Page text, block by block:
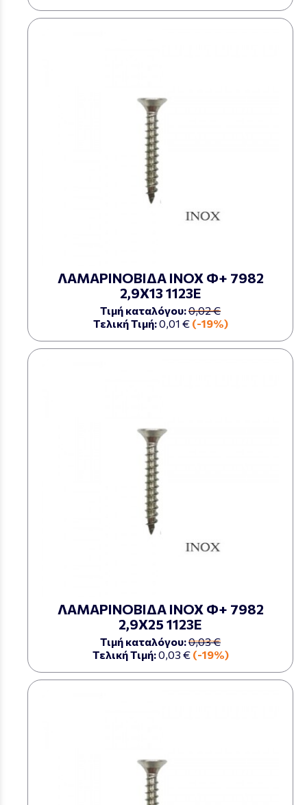
ΛΑΜΑΡΙΝΟΒΙΔΑ ΙΝΟΧ Φ+ 7982
2,9Χ13 1123Ε
Τιμή καταλόγου:0,02 €
Τελική Τιμή:0,01 € (-19%)
ΛΑΜΑΡΙΝΟΒΙΔΑ ΙΝΟΧ Φ+ 7982
2,9Χ25 1123Ε
Τιμή καταλόγου:0,03 €
Τελική Τιμή:0,03 € (-19%)